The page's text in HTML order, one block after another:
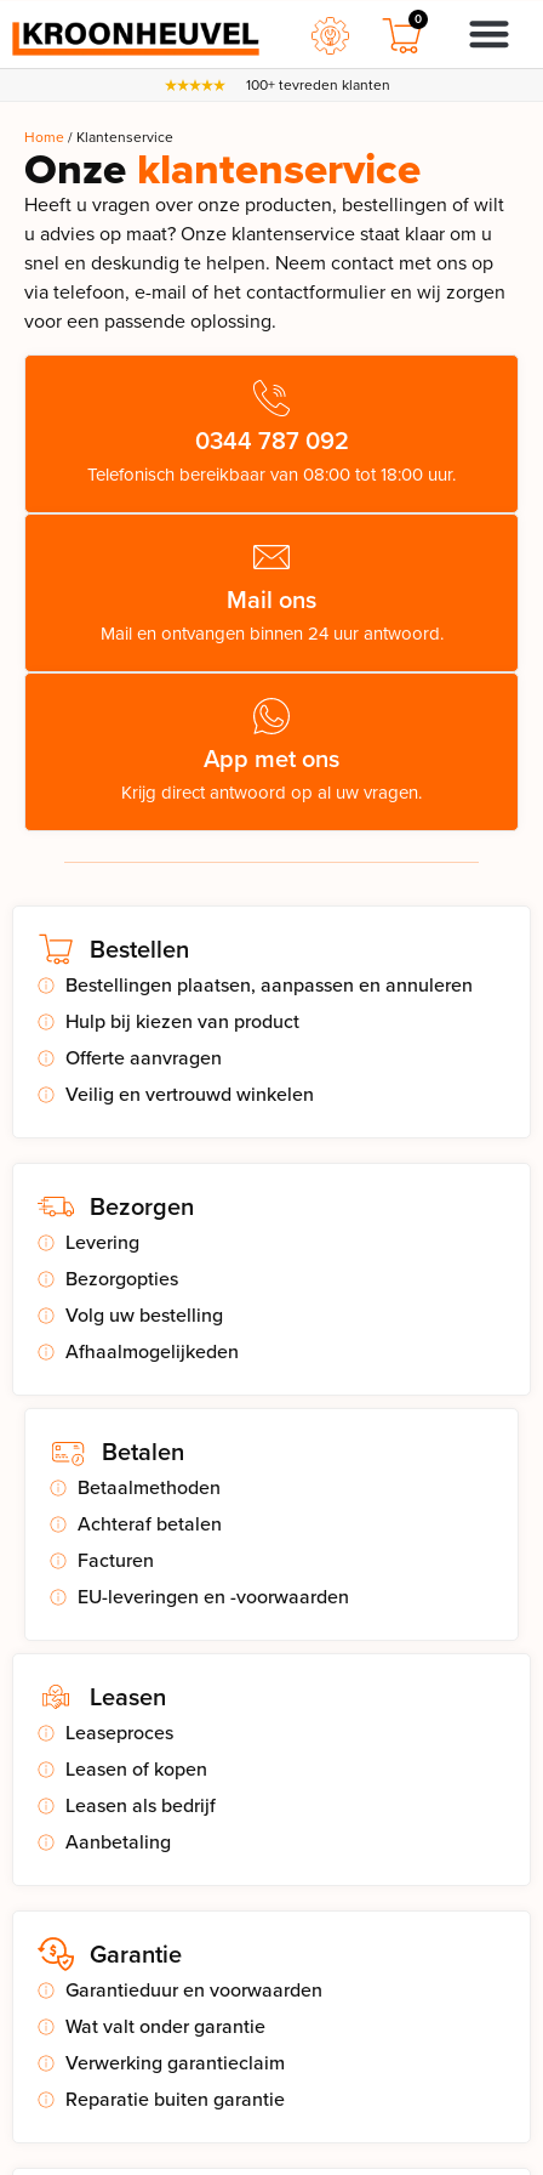
0
100+ tevreden klanten
Home/ Klantenservice
Onze klantenservice
Heeft u vragen over onze producten, bestellingen of wilt
u advies op maat? Onze klantenservice staat klaar om u
snel en deskundig te helpen. Neem contact met ons op
via telefoon, e-mail of het contactformulier en wij zorgen
voor een passende oplossing.
0344 787 092
Telefonisch bereikbaar van 08:00 tot 18:00 uur.
Mail ons
Mail en ontvangen binnen 24 uur antwoord.
App met ons
Krijg direct antwoord op al uw vragen.
Bestellen
Bestellingen plaatsen, aanpassen en annuleren
Hulp bij kiezen van product
Offerte aanvragen
Veilig en vertrouwd winkelen
Bezorgen
Levering
Bezorgopties
Volg uw bestelling
Afhaalmogelijkeden
Betalen
Betaalmethoden
Achteraf betalen
Facturen
EU-leveringen en -voorwaarden
Leasen
Leaseproces
Leasen of kopen
Leasen als bedrijf
Aanbetaling
Garantie
Garantieduur en voorwaarden
Wat valt onder garantie
Verwerking garantieclaim
Reparatie buiten garantie